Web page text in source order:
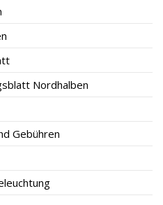
Nordhalben
Gebühren